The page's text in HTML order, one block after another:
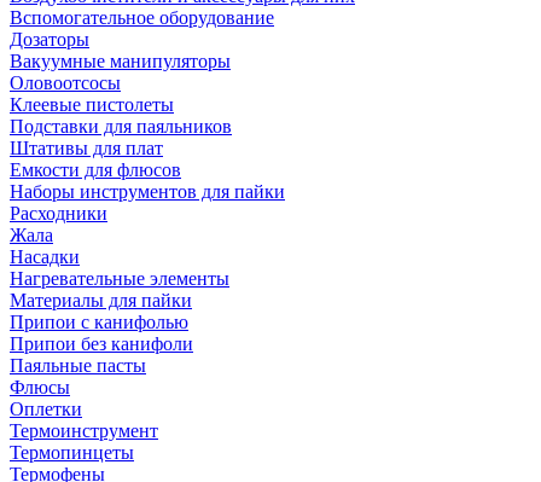
Вспомогательное оборудование
Дозаторы
Вакуумные манипуляторы
Оловоотсосы
Клеевые пистолеты
Подставки для паяльников
Штативы для плат
Емкости для флюсов
Наборы инструментов для пайки
Расходники
Жала
Насадки
Нагревательные элементы
Материалы для пайки
Припои с канифолью
Припои без канифоли
Паяльные пасты
Флюсы
Оплетки
Термоинструмент
Термопинцеты
Термофены